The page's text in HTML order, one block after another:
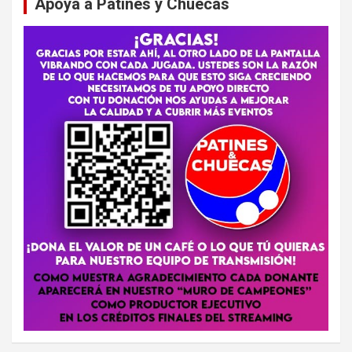
Apoya a Patines y Chuecas